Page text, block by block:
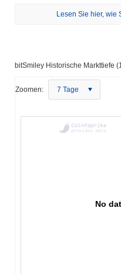
Lesen Sie hier, wie
bitSmiley Historische Markttiefe
Zoomen: 7 Tage
No